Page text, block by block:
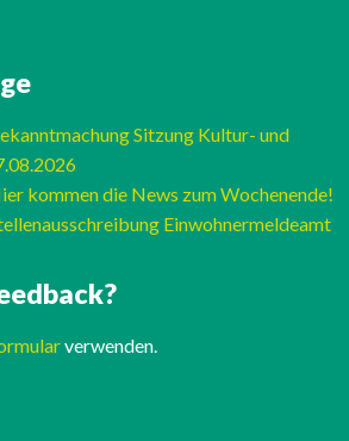
Sitzung Kultur- und
kommen die News zum Wochenende!
Einwohnermeldeamt
verwenden.